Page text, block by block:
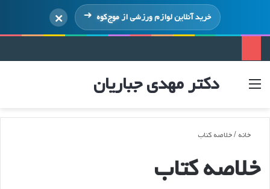
خرید آنلاین لوازم ورزشی ازموج‌کوه ×
دکتر مهدی جباریان
ورود
خانه /خلاصه کتاب
خلاصه کتاب